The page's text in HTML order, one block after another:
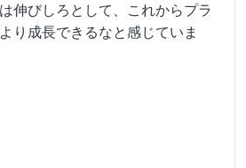
伸びしろとして、これからプラ
り成長できるなと感じていま